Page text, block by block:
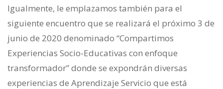
Igualmente, le emplazamos también para el
siguiente encuentro que se realizará el próximo 3 de
junio de 2020 denominado “Compartimos
Experiencias Socio-Educativas con enfoque
transformador” donde se expondrán diversas
experiencias de Aprendizaje Servicio que está